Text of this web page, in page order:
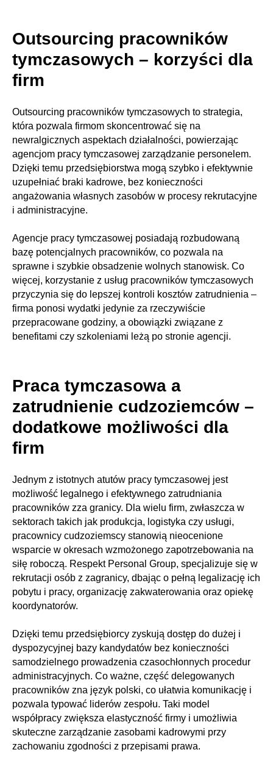
Outsourcing pracowników
tymczasowych – korzyści dla
firm
Outsourcing pracowników tymczasowych to strategia,
która pozwala firmom skoncentrować się na
newralgicznych aspektach działalności, powierzając
agencjom pracy tymczasowej zarządzanie personelem.
Dzięki temu przedsiębiorstwa mogą szybko i efektywnie
uzupełniać braki kadrowe, bez konieczności
angażowania własnych zasobów w procesy rekrutacyjne
i administracyjne.
Agencje pracy tymczasowej posiadają rozbudowaną
bazę potencjalnych pracowników, co pozwala na
sprawne i szybkie obsadzenie wolnych stanowisk. Co
więcej, korzystanie z usług pracowników tymczasowych
przyczynia się do lepszej kontroli kosztów zatrudnienia –
firma ponosi wydatki jedynie za rzeczywiście
przepracowane godziny, a obowiązki związane z
benefitami czy szkoleniami leżą po stronie agencji.
Praca tymczasowa a
zatrudnienie cudzoziemców –
dodatkowe możliwości dla
firm
Jednym z istotnych atutów pracy tymczasowej jest
możliwość legalnego i efektywnego zatrudniania
pracowników zza granicy. Dla wielu firm, zwłaszcza w
sektorach takich jak produkcja, logistyka czy usługi,
pracownicy cudzoziemscy stanowią nieocenione
wsparcie w okresach wzmożonego zapotrzebowania na
siłę roboczą. Respekt Personal Group, specjalizuje się w
rekrutacji osób z zagranicy, dbając o pełną legalizację ich
pobytu i pracy, organizację zakwaterowania oraz opiekę
koordynatorów.
Dzięki temu przedsiębiorcy zyskują dostęp do dużej i
dyspozycyjnej bazy kandydatów bez konieczności
samodzielnego prowadzenia czasochłonnych procedur
administracyjnych. Co ważne, część delegowanych
pracowników zna język polski, co ułatwia komunikację i
pozwala typować liderów zespołu. Taki model
współpracy zwiększa elastyczność firmy i umożliwia
skuteczne zarządzanie zasobami kadrowymi przy
zachowaniu zgodności z przepisami prawa.